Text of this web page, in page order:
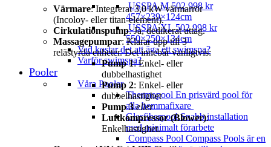
USSPA M 502 998kr
457×239×124cm
USSPA XL 502 998 kr
550×250×134cm
Vad kostar det att äga ett swimspa?
Varför swimspa?
Pooler
Våra Pooler
Thermopool En prisvärd pool för
alla hemmafixare
Glasfiberpool Snabb installation
med minimalt förarbete
Compass Pool Compass Pools är en
Värmare: Integrerat 3,0 kW värmarrör
(Incoloy- eller titan-element).
Cirkulationspump: Ja, dedikerat uttag.
Massagepumpar: Klarar upp till 3
relästyrda enheter. Det innebär vanligtvis:
Pump 1: Enkel- eller
dubbelhastighet
Pump 2: Enkel- eller
dubbelhastighet
Pump 3 eller
Luftkompressor (Blower):
Enkelhastighet.